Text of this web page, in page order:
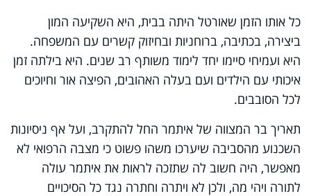
כל אותו הזמן שאורטל היתה בבית, היא השקיעה המון
ביצירה, בכתיבה, ברוחניות ובחיזוק קשרים עם המשפחה.
היא ועמיחי סיימו יחד לימוד משותף רב שנים. היא בילתה זמן
איכותי עם הילדים ועם בעלה האהובים, הפיצה אור וחיוכים
לכל הסובבים.
תאריך בר המצווה של איתמר החל להתקרב, ועל אף ניסיונות
השכנוע מהסביבה שיערכו משהו פשוט כי מצבה הרפואי לא
מאפשר, היה חשוב לה שתזכה לראות את איתמר עולה
לתורה ויהי מה, ולכן לא ויתרה וחתרה נגד כל הסיכויים